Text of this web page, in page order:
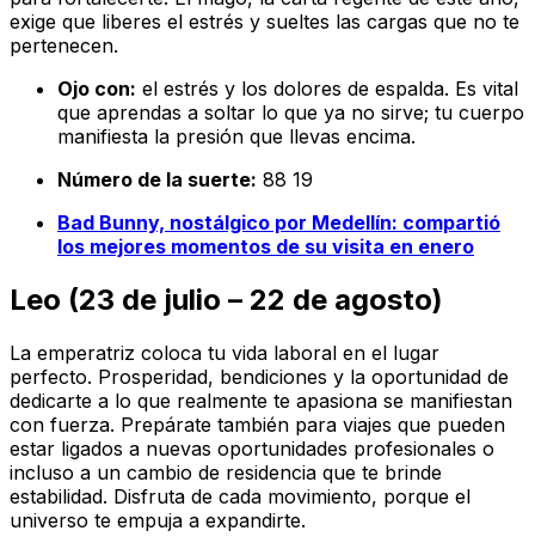
exige que liberes el estrés y sueltes las cargas que no te
pertenecen.
Ojo con: el estrés y los dolores de espalda. Es vital
que aprendas a soltar lo que ya no sirve; tu cuerpo
manifiesta la presión que llevas encima.
Número de la suerte: 88 19
Bad Bunny, nostálgico por Medellín: compartió
los mejores momentos de su visita en enero
Leo (23 de julio – 22 de agosto)
La emperatriz coloca tu vida laboral en el lugar
perfecto. Prosperidad, bendiciones y la oportunidad de
dedicarte a lo que realmente te apasiona se manifiestan
con fuerza. Prepárate también para viajes que pueden
estar ligados a nuevas oportunidades profesionales o
incluso a un cambio de residencia que te brinde
estabilidad. Disfruta de cada movimiento, porque el
universo te empuja a expandirte.